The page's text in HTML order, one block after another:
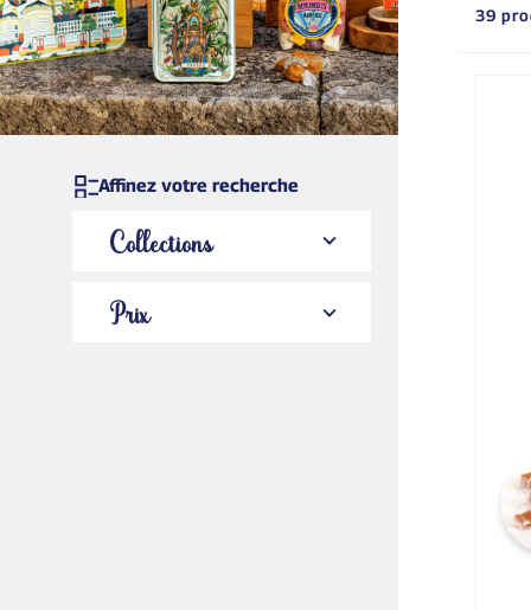
Affinez votre recherche
Collections
Prix
39